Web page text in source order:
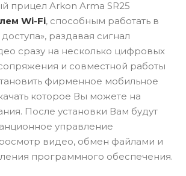
прицел Arkon Arma SR25
Wi-Fi, способным работать в
раздавая сигнал
сразу на несколько цифровых
и совместной работы
фирменное мобильное
которое Вы можете на
После установки Вам будут
управление
видео, обмен файлами и
программного обеспечения.